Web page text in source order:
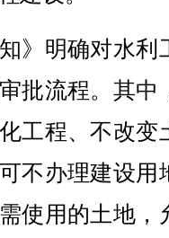
明确对水利
批流程。其中
工程、不改变
不办理建设用
使用的土地